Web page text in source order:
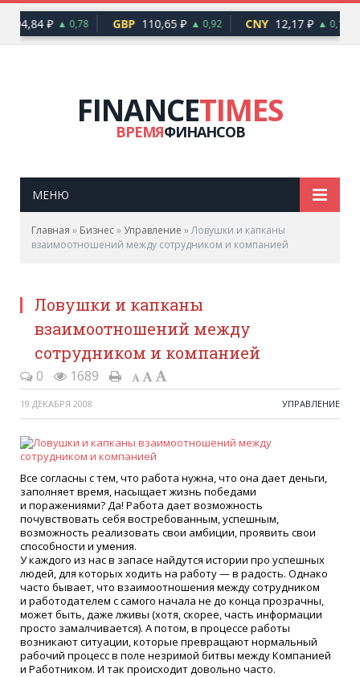
94,84 ₽ ▲ 0,78 GBP 110,65 ₽ ▲ 0,92 CNY 12,17 ₽ ▲ 0,10
FINANCETIMES
ВРЕМЯФИНАНСОВ
МЕНЮ
Главная » Бизнес»Управление »Ловушки и капканы
взаимоотношений между сотрудником и компанией
Ловушки и капканы
взаимоотношений между
сотрудником и компанией
0 1689
19 ДЕКАБРЯ 2008 УПРАВЛЕНИЕ
Все согласны с тем, что работа нужна, что она дает деньги,
заполняет время, насыщает жизнь победами
и поражениями? Да! Работа дает возможность
почувствовать себя востребованным, успешным,
возможность реализовать свои амбиции, проявить свои
способности и умения.
У каждого из нас в запасе найдутся истории про успешных
людей, для которых ходить на работу — в радость. Однако
часто бывает, что взаимоотношения между сотрудником
и работодателем с самого начала не до конца прозрачны,
может быть, даже лживы (хотя, скорее, часть информации
просто замалчивается). А потом, в процессе работы
возникают ситуации, которые превращают нормальный
рабочий процесс в поле незримой битвы между Компанией
и Работником. И так происходит довольно часто.